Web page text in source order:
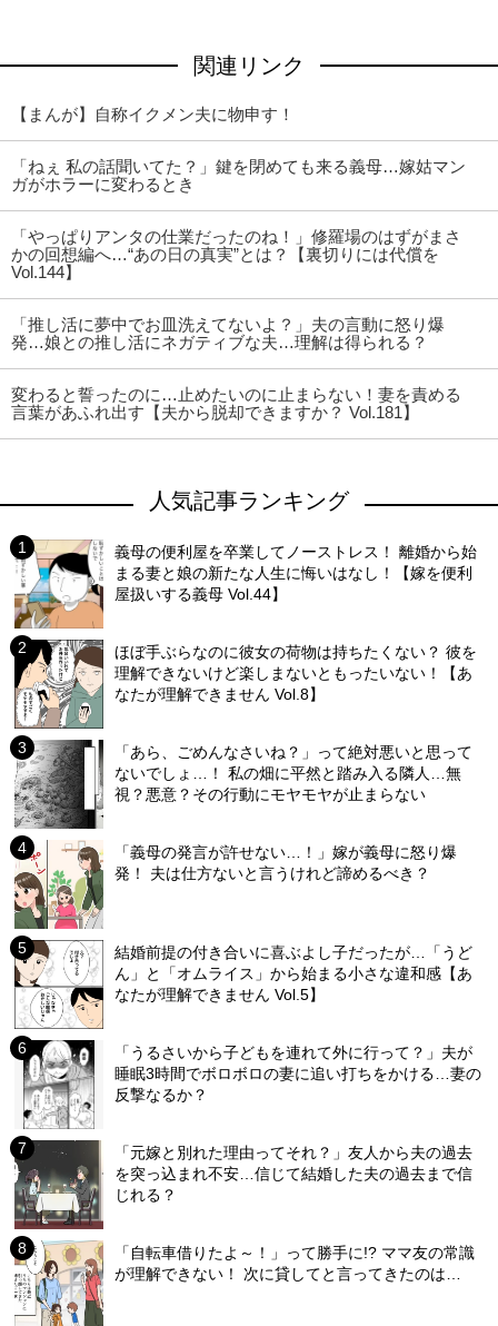
関連リンク
【まんが】自称イクメン夫に物申す！
「ねぇ 私の話聞いてた？」鍵を閉めても来る義母…嫁姑マン
ガがホラーに変わるとき
「やっぱりアンタの仕業だったのね！」修羅場のはずがまさ
かの回想編へ…“あの日の真実”とは？【裏切りには代償を
Vol.144】
「推し活に夢中でお皿洗えてないよ？」夫の言動に怒り爆
発…娘との推し活にネガティブな夫…理解は得られる？
変わると誓ったのに…止めたいのに止まらない！妻を責める
言葉があふれ出す【夫から脱却できますか？ Vol.181】
人気記事ランキング
義母の便利屋を卒業してノーストレス！ 離婚から始
まる妻と娘の新たな人生に悔いはなし！【嫁を便利
屋扱いする義母 Vol.44】
ほぼ手ぶらなのに彼女の荷物は持ちたくない？ 彼を
理解できないけど楽しまないともったいない！【あ
なたが理解できません Vol.8】
「あら、ごめんなさいね？」って絶対悪いと思って
ないでしょ…！ 私の畑に平然と踏み入る隣人…無
視？悪意？その行動にモヤモヤが止まらない
「義母の発言が許せない…！」嫁が義母に怒り爆
発！ 夫は仕方ないと言うけれど諦めるべき？
結婚前提の付き合いに喜ぶよし子だったが…「うど
ん」と「オムライス」から始まる小さな違和感【あ
なたが理解できません Vol.5】
「うるさいから子どもを連れて外に行って？」夫が
睡眠3時間でボロボロの妻に追い打ちをかける…妻の
反撃なるか？
「元嫁と別れた理由ってそれ？」友人から夫の過去
を突っ込まれ不安…信じて結婚した夫の過去まで信
じれる？
「自転車借りたよ～！」って勝手に!? ママ友の常識
が理解できない！ 次に貸してと言ってきたのは…